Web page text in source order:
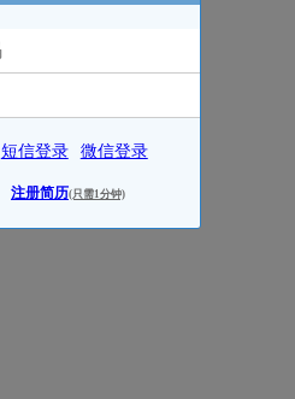
短信登录 微信登录
注册简历(只需1分钟)